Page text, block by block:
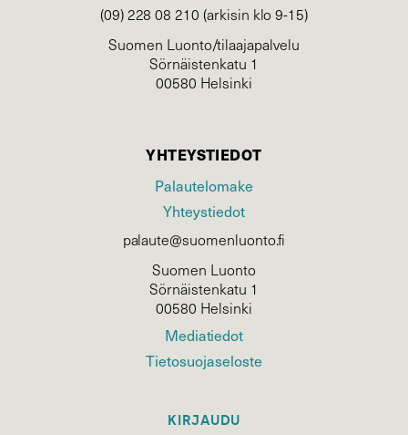
(09) 228 08 210 (arkisin klo 9-15)
Suomen Luonto/tilaajapalvelu
Sörnäistenkatu 1
00580 Helsinki
YHTEYSTIEDOT
Palautelomake
Yhteystiedot
palaute@suomenluonto.fi
Suomen Luonto
Sörnäistenkatu 1
00580 Helsinki
Mediatiedot
Tietosuojaseloste
KIRJAUDU